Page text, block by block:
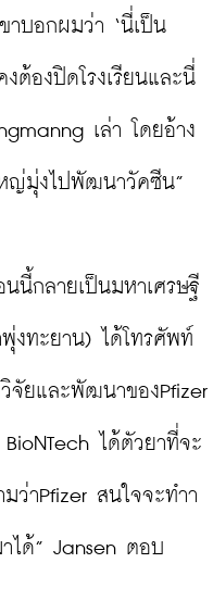
าบอกผมว่า ‘นี่เป็น
งต้องปิดโรงเรียนและนี่
เล่า โดยอ้าง
ญ่มุ่งไปพัฒนาวัคซีน”
นี้กลายเป็นมหาเศรษฐี
งทะยาน) ได้โทรศัพท์
จัยและพัฒนาของPfizer
ได้ตัวยาที่จะ
ว่าPfizer สนใจจะทำา
ได้” Jansen ตอบ